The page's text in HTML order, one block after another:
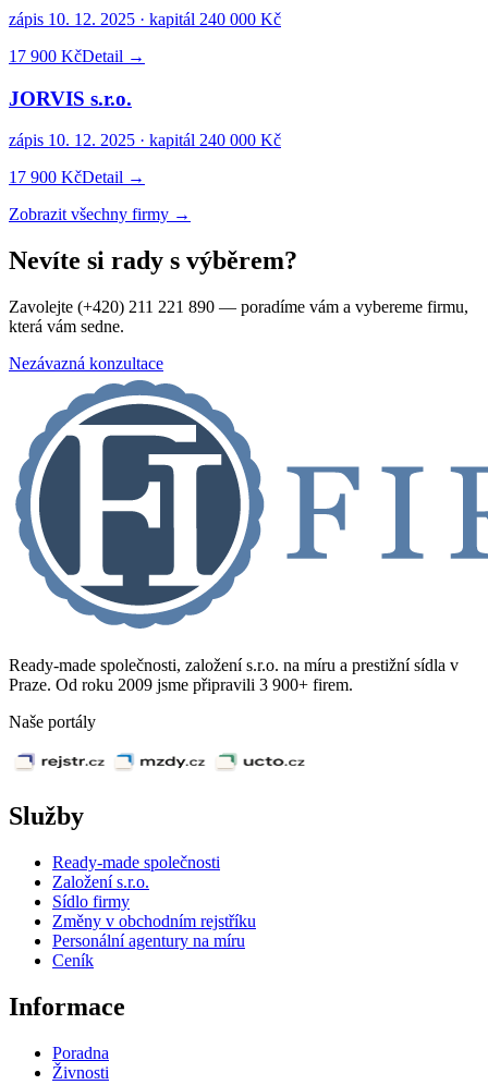
zápis 10. 12. 2025 · kapitál 240 000 Kč
17 900 KčDetail →
JORVIS s.r.o.
zápis 10. 12. 2025 · kapitál 240 000 Kč
17 900 KčDetail →
Zobrazit všechny firmy →
Nevíte si rady s výběrem?
Zavolejte (+420) 211 221 890 — poradíme vám a vybereme firmu,
která vám sedne.
Nezávazná konzultace
Ready-made společnosti, založení s.r.o. na míru a prestižní sídla v
Praze. Od roku 2009 jsme připravili 3 900+ firem.
Naše portály
Služby
Ready-made společnosti
Založení s.r.o.
Sídlo firmy
Změny v obchodním rejstříku
Personální agentury na míru
Ceník
Informace
Poradna
Živnosti